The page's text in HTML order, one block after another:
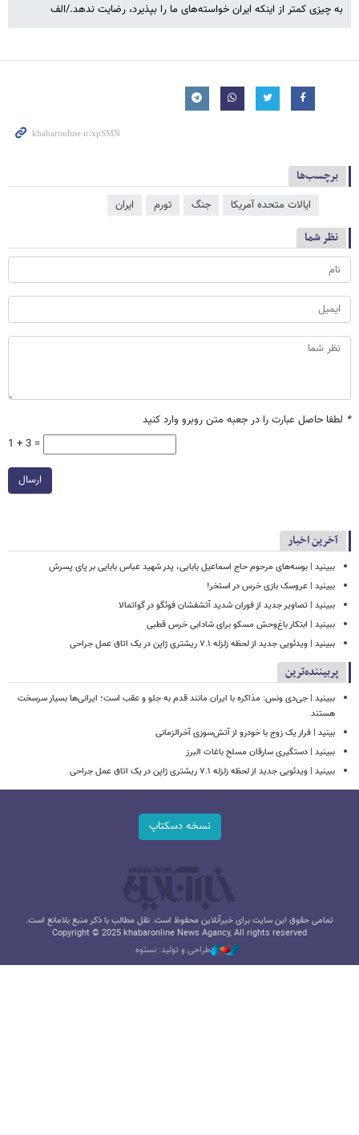
به چیزی کمتر از اینکه ایران خواسته‌های ما را بپذیرد، رضایت ندهد./الف
برچسب‌ها
ایالات متحده آمریکا جنگ تورم ایران
نظر شما
* لطفا حاصل عبارت را در جعبه متن روبرو وارد کنید
1 + 3 =
ارسال
آخرین اخبار
ببینید | بوسه‌های مرحوم حاج اسماعیل بابایی، پدر شهید عباس بابایی بر پای پسرش
ببینید | عروسک بازی خرس در استخر!
ببینید | تصاویر جدید از فوران شدید آتشفشان فوئگو در گواتمالا
ببینید | ابتکار باغ‌وحش مسکو برای شادابی خرس قطبی
ببینید | ویدئویی جدید از لحظه زلزله ۷.۱ ریشتری ژاپن در یک اتاق عمل جراحی
پربیننده‌ترین
ببینید | جی‌دی ونس: مذاکره با ایران مانند قدم به جلو و عقب است؛ ایرانی‌ها بسیار سرسخت
هستند
بینید | فرار یک زوج با خودرو از آتش‌سوزی آخرالزمانی
ببینید | دستگیری سارقان مسلح باغات البرز
ببینید | ویدئویی جدید از لحظه زلزله ۷.۱ ریشتری ژاپن در یک اتاق عمل جراحی
نسخه دسکتاپ
تمامی حقوق این سایت برای خبرآنلاین محفوظ است. نقل مطالب با ذکر منبع بلامانع است.
Copyright © 2025 khabaronline News Agancy, All rights reserved
طراحی و تولید: نستوه